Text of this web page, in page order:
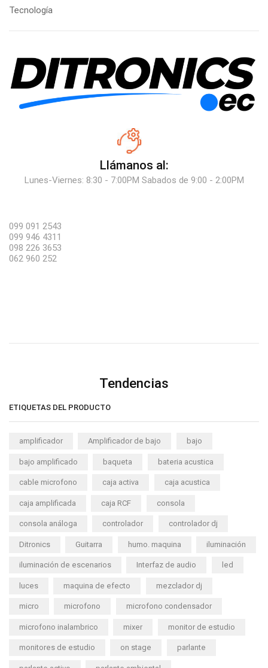
Tecnología
Llámanos al:
Lunes-Viernes: 8:30 - 7:00PM Sabados de 9:00 - 2:00PM
099 091 2543
099 946 4311
098 226 3653
062 960 252
Tendencias
ETIQUETAS DEL PRODUCTO
amplificador Amplificador de bajo bajo
bajo amplificado baqueta bateria acustica
cable microfono caja activa caja acustica
caja amplificada caja RCF consola
consola análoga controlador controlador dj
Ditronics Guitarra humo. maquina iluminación
iluminación de escenarios Interfaz de audio led
luces maquina de efecto mezclador dj
micro microfono microfono condensador
microfono inalambrico mixer monitor de estudio
monitores de estudio on stage parlante